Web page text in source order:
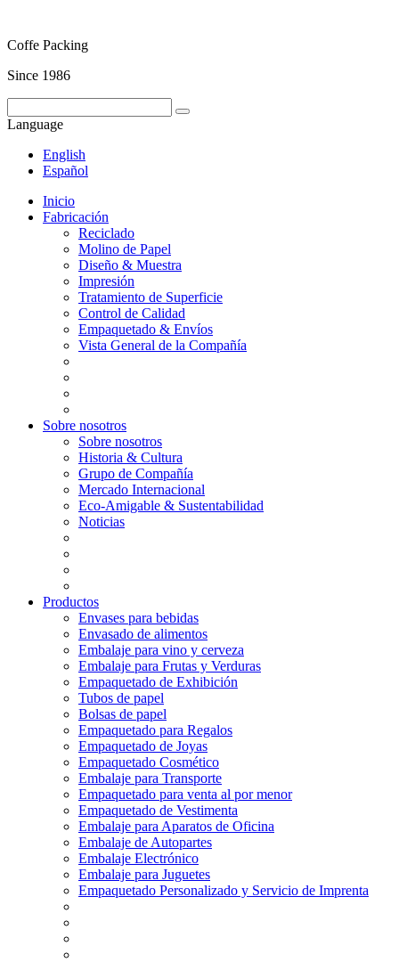
Coffe Packing
Since 1986
Language
English
Español
Inicio
Fabricación
Reciclado
Molino de Papel
Diseño & Muestra
Impresión
Tratamiento de Superficie
Control de Calidad
Empaquetado & Envíos
Vista General de la Compañía
Sobre nosotros
Sobre nosotros
Historia & Cultura
Grupo de Compañía
Mercado Internacional
Eco-Amigable & Sustentabilidad
Noticias
Productos
Envases para bebidas
Envasado de alimentos
Embalaje para vino y cerveza
Embalaje para Frutas y Verduras
Empaquetado de Exhibición
Tubos de papel
Bolsas de papel
Empaquetado para Regalos
Empaquetado de Joyas
Empaquetado Cosmético
Embalaje para Transporte
Empaquetado para venta al por menor
Empaquetado de Vestimenta
Embalaje para Aparatos de Oficina
Embalaje de Autopartes
Embalaje Electrónico
Embalaje para Juguetes
Empaquetado Personalizado y Servicio de Imprenta